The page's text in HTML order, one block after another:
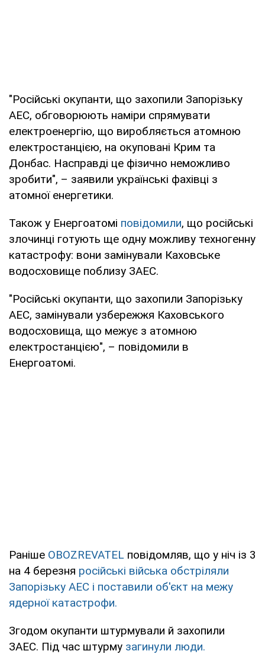
"Російські окупанти, що захопили Запорізьку
АЕС, обговорюють наміри спрямувати
електроенергію, що виробляється атомною
електростанцією, на окуповані Крим та
Донбас. Насправді це фізично неможливо
зробити", – заявили українські фахівці з
атомної енергетики.
Також у Енергоатомі повідомили, що російські
злочинці готують ще одну можливу техногенну
катастрофу: вони замінували Каховське
водосховище поблизу ЗАЕС.
"Російські окупанти, що захопили Запорізьку
АЕС, замінували узбережжя Каховського
водосховища, що межує з атомною
електростанцією", – повідомили в
Енергоатомі.
Раніше OBOZREVATEL повідомляв, що у ніч із 3
на 4 березня російські війська обстріляли
Запорізьку АЕС і поставили об'єкт на межу
ядерної катастрофи.
Згодом окупанти штурмували й захопили
ЗАЕС. Під час штурму загинули люди.